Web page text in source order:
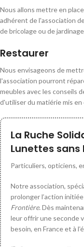
Nous allons mettre en
adhérent de l'association
de bricolage ou de
Restaurer
Nous envisageons de
l'association pourront
meubles avec les conseils
d'utiliser du matiérie mis en
La Ruche
Lunettes sans
Particuliers, opticiens,
Notre association,
prolonger l’action
Frontière. Dès
leur offrir une seconde
besoin, en France et à